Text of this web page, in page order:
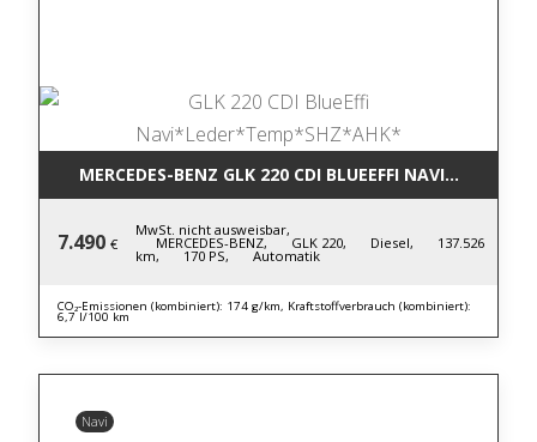
MERCEDES-BENZ GLK 220 CDI
7.490 €
MwSt. nicht ausweisbar,
MERCEDES-BENZ, GLK 220, Diesel, 137.526
km, 170 PS, Automatik
CO₂-Emissionen (kombiniert): 174 g/km, Kraftstoffverbrauch (kombiniert):
6,7 l/100 km
Navi